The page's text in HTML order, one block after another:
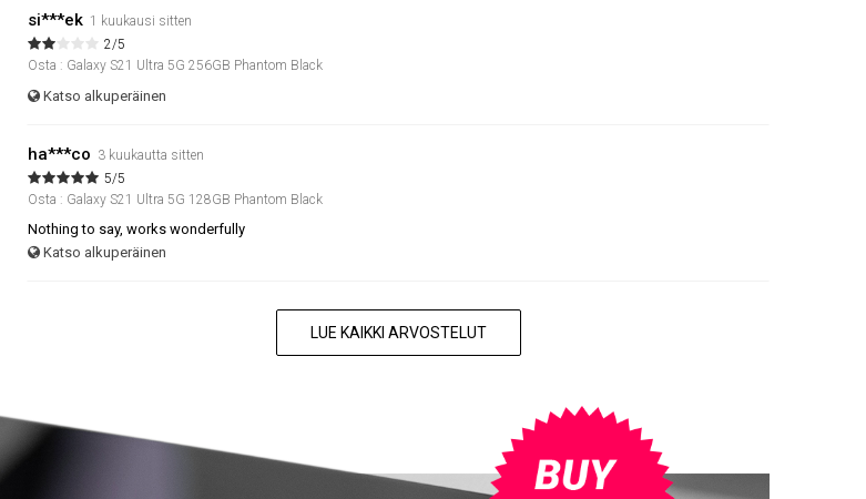
si***ek 1 kuukausi sitten
2/5
Osta : Galaxy S21 Ultra 5G 256GB Phantom Black
Katso alkuperäinen
ha***co 3 kuukautta sitten
5/5
Osta : Galaxy S21 Ultra 5G 128GB Phantom Black
Nothing to say, works wonderfully
Katso alkuperäinen
LUE KAIKKI ARVOSTELUT